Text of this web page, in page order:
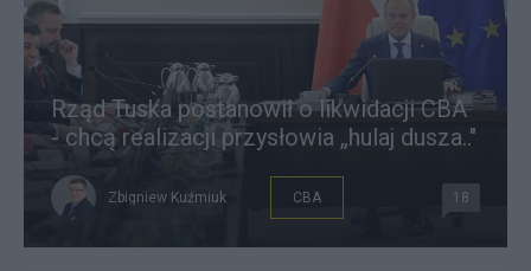
Rząd Tuska postanowił o likwidacji CBA
- chcą realizacji przysłowia „hulaj dusza.."
Zbigniew Kuźmiuk CBA 18